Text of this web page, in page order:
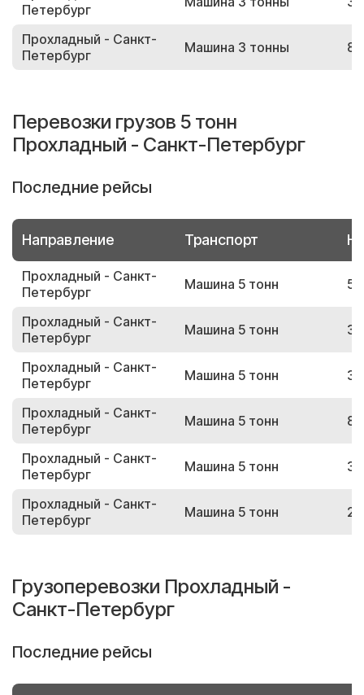
Петербург
Прохладный - Санкт-
Петербург
Машина 3 тонны
Перевозки грузов 5 тонн
Прохладный - Санкт-Петербург
Последние рейсы
Направление Транспорт
Прохладный - Санкт-
Петербург
Машина 5 тонн
Прохладный - Санкт-
Петербург
Машина 5 тонн
Прохладный - Санкт-
Петербург
Машина 5 тонн
Прохладный - Санкт-
Петербург
Машина 5 тонн
Прохладный - Санкт-
Петербург
Машина 5 тонн
Прохладный - Санкт-
Петербург
Машина 5 тонн
Грузоперевозки Прохладный -
Санкт-Петербург
Последние рейсы